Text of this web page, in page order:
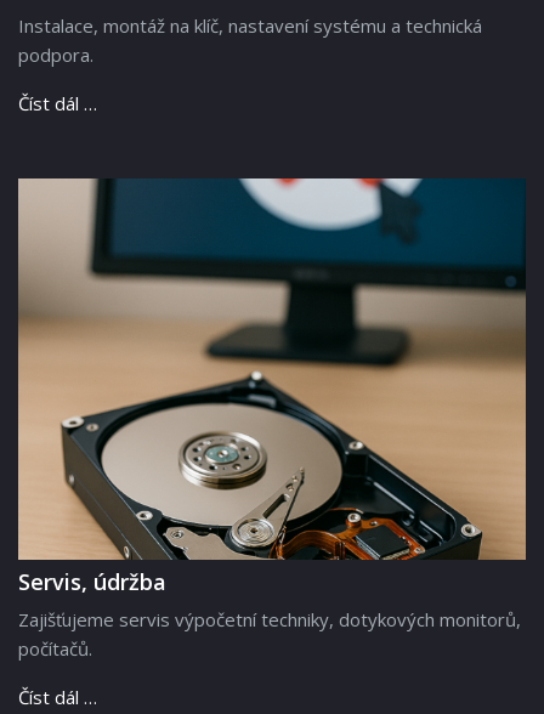
Instalace, montáž na klíč, nastavení systému a technická
podpora.
Číst dál …
Servis, údržba
Zajišťujeme servis výpočetní techniky, dotykových monitorů,
počítačů.
Číst dál …